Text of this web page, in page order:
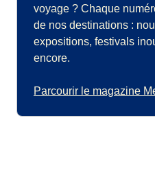
voyage ? Chaque
de nos destinations :
expositions, festivals
encore.
Parcourir le magazine